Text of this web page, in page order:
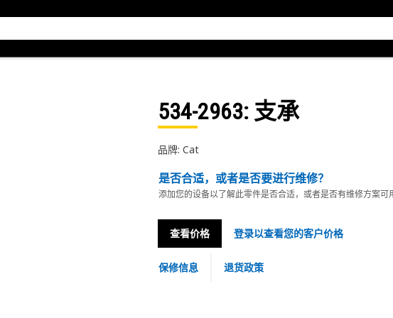
534-2963: 支承
品牌: Cat
是否合适，或者是否要进行维修？
添加您的设备以了解此零件是否合适，或者是否有维修方案可
查看价格 登录以查看您的客户价格
保修信息 退货政策